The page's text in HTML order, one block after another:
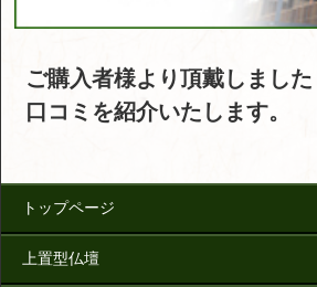
ご購入者様より頂戴しました
口コミを紹介いたします。
トップページ
上置型仏壇